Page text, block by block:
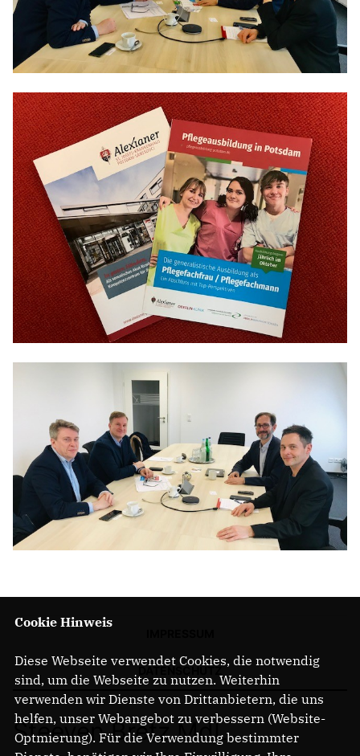
ZIELE
Redebeiträge
Anträge CDU
Kleine Anfragen
CDU Deutschland
CDU Fraktion im Brandenburger Landtag
CDU Brandenburg
CDU Potsdam
Steeven Bretz MdL
Cookie Hinweis
Diese Webseite verwendet Cookies, die notwendig
sind, um die Webseite zu nutzen. Weiterhin
verwenden wir Dienste von Drittanbietern, die uns
helfen, unser Webangebot zu verbessern (Website-
Optmierung). Für die Verwendung bestimmter